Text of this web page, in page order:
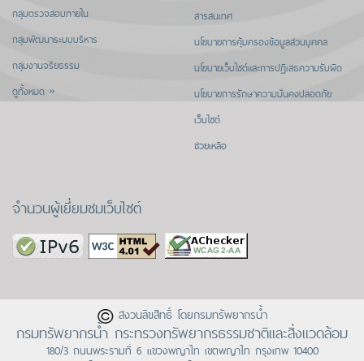
กลุ่มตรวจสอบภายใน
กลุ่มพัฒนาระบบบริหาร
กลุ่มงานจริยธรรม
ดูทั้งหมด »
สารสนเทศ
นโยบายการคุ้มครองข้อมูลส่วนบุคคล
นโยบายเว็บไซต์และการปฏิเสธความรับผิด
นโยบายการรักษาความมั่นคงปลอดภัย
เว็บไซต์
ช่วยเหลือ
จำนวนผู้เยี่ยมชมเว็บไซต์
สงวนลิขสิทธิ์ โดยกรมทรัพยากรน้ำ
กรมทรัพยากรน้ำ กระทรวงทรัพยากรธรรมชาติและสิ่งแวดล้อม
180/3 ถนนพระรามที่ 6 แขวงพญาไท เขตพญาไท กรุงเทพ 10400